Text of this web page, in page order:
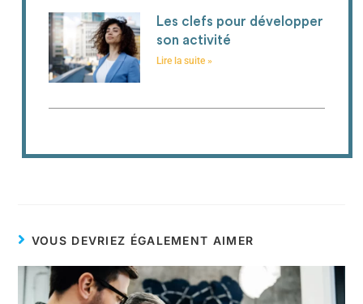
Les clefs pour développer
son activité
Lire la suite »
VOUS DEVRIEZ ÉGALEMENT AIMER